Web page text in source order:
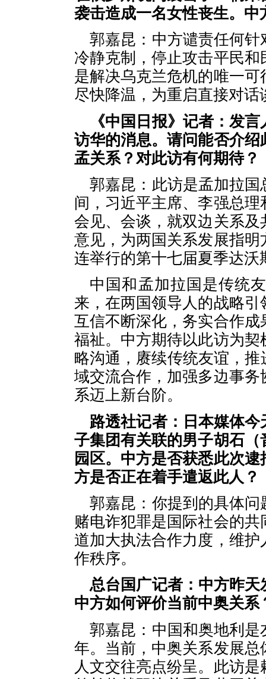
袭击造成一名女性丧生。中
郭嘉昆：中方谴责任何
冷静克制，停止攻击平民
是解决乌克兰危机的唯一
尽快降温，为重启直接对话
《中国日报》记者：发
访华的消息。请问能否介
孟关系？对此访有何期待？
郭嘉昆：此访是孟加拉
间，习近平主席、李强总
会见、会谈，就双边关系
意见，为两国关系发展指
连举行的第十七届夏季达沃
中国和孟加拉国是传统
来，在两国领导人的战略
互信不断深化，务实合作
福祉。中方期待以此访为
略沟通，赓续传统友谊，
域交流合作，加强多边事
系迈上新台阶。
路透社记者：日本媒体
子集团有关联的男子胡石
园区。中方是否获悉此次
方是否正在着手遣返此人？
郭嘉昆：你提到的具体
赌电诈犯罪是国际社会的
道加大执法合作力度，维
作秩序。
总台国广记者：中方昨
中方如何评价当前中奥关系
郭嘉昆：中国和奥地利
年。当前，中奥关系发展
人文交往亮点纷呈。此访